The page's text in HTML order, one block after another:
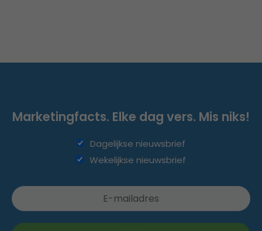
Marketingfacts. Elke dag vers. Mis niks!
Dagelijkse nieuwsbrief
Wekelijkse nieuwsbrief